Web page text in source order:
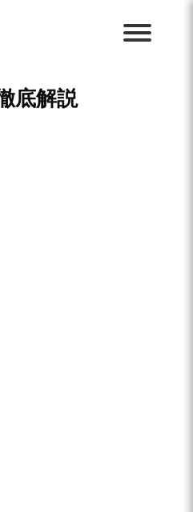
底解説